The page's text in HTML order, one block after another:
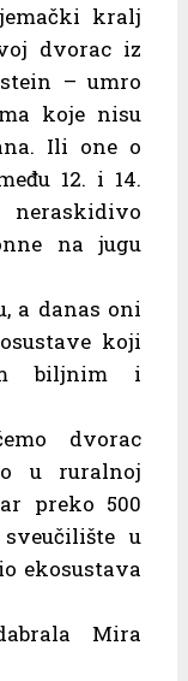
kralj
dvorac iz
– umro
koje nisu
Ili one o
12. i 14.
neraskidivo
na jugu
a danas oni
koji
biljnim i
dvorac
u ruralnoj
preko 500
u
ekosustava
Mira